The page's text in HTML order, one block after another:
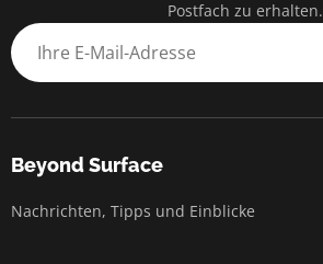
Postfach zu erhalten.
Beyond Surface
Nachrichten, Tipps und Einblicke